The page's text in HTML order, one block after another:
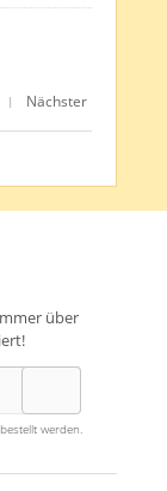
| Nächster
über
werden.